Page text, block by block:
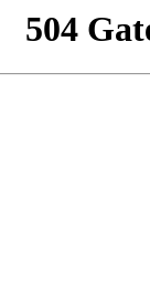
504